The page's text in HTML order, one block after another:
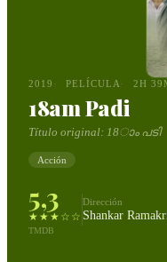
2019 PELÍCULA 2H
18am Padi
Título original: 18ാം പടി
Acción
5,3
★★★☆☆
TMDB
Dirección
Shankar